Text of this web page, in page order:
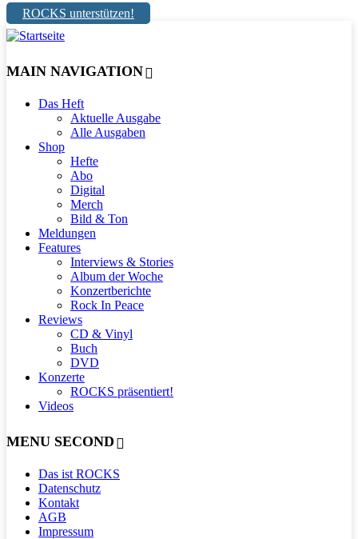
ROCKS unterstützen!
MAIN NAVIGATION
Das Heft
Aktuelle Ausgabe
Alle Ausgaben
Shop
Hefte
Abo
Digital
Merch
Bild & Ton
Meldungen
Features
Interviews & Stories
Album der Woche
Konzertberichte
Rock In Peace
Reviews
CD & Vinyl
Buch
DVD
Konzerte
ROCKS präsentiert!
Videos
MENU SECOND
Das ist ROCKS
Datenschutz
Kontakt
AGB
Impressum